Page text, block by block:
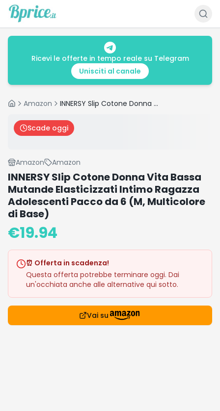
Ricevi le offerte in tempo reale su Telegram
Unisciti al canale
HomeAmazon INNERSY Slip Cotone Donna Vita Bassa Mutande Elasticizzati Intimo Ragazza Adolescenti Pacco da 6 (M, Multicolore di Base)
Scade oggi
Amazon Amazon
INNERSY Slip Cotone Donna Vita Bassa
Mutande Elasticizzati Intimo Ragazza
Adolescenti Pacco da 6 (M, Multicolore
di Base)
€19.94
⏰ Offerta in scadenza!
Questa offerta potrebbe terminare oggi. Dai
un'occhiata anche alle alternative qui sotto.
Vai su